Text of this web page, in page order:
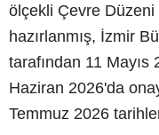
ölçekli Çevre Düzeni
hazırlanmış, İzmir
tarafından 11
Haziran 2026'da
Temmuz 2026